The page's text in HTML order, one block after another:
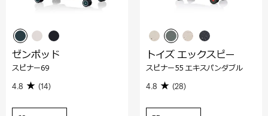
ゼンポッド
スピナー69
4.8 (14)
トイズ エックスピー
スピナー55 エキスパンダブル
4.8 (28)